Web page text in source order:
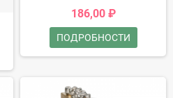
186,00 ₽
ПОДРОБНОСТИ